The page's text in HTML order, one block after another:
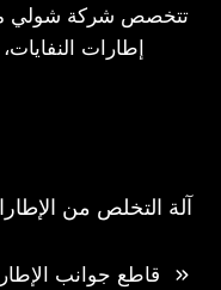
تتخصص شركة شولي
إطارات
آلة التخلص من
قاطع جوانب